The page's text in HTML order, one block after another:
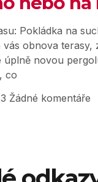
Pokládka na
obnova terasy,
úplně novou
co
Žádné komentáře